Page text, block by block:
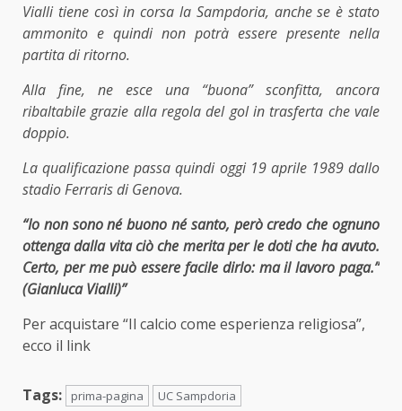
Vialli tiene così in corsa la Sampdoria, anche se è stato
ammonito e quindi non potrà essere presente nella
partita di ritorno.
Alla fine, ne esce una “buona” sconfitta, ancora
ribaltabile grazie alla regola del gol in trasferta che vale
doppio.
La qualificazione passa quindi oggi 19 aprile 1989 dallo
stadio Ferraris di Genova.
“Io non sono né buono né santo, però credo che ognuno
ottenga dalla vita ciò che merita per le doti che ha avuto.
Certo, per me può essere facile dirlo: ma il lavoro paga.”
(Gianluca Vialli)”
Per acquistare “Il calcio come esperienza religiosa”,
ecco il link
Tags: prima-pagina UC Sampdoria